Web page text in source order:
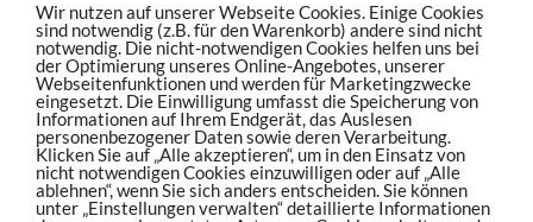
Wir nutzen auf unserer Webseite Cookies. Einige Cookies
sind notwendig (z.B. für den Warenkorb) andere sind nicht
notwendig. Die nicht-notwendigen Cookies helfen uns bei
der Optimierung unseres Online-Angebotes, unserer
Webseitenfunktionen und werden für Marketingzwecke
eingesetzt. Die Einwilligung umfasst die Speicherung von
Informationen auf Ihrem Endgerät, das Auslesen
personenbezogener Daten sowie deren Verarbeitung.
Klicken Sie auf „Alle akzeptieren“, um in den Einsatz von
nicht notwendigen Cookies einzuwilligen oder auf „Alle
ablehnen“, wenn Sie sich anders entscheiden. Sie können
unter „Einstellungen verwalten“ detaillierte Informationen